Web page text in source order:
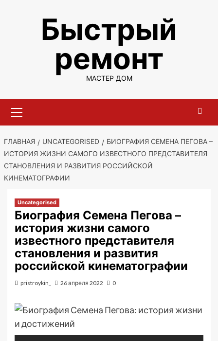
содержимомуБыстрый
ремонт
МАСТЕР ДОМ
меню
ГЛАВНАЯ UNCATEGORISED
БИОГРАФИЯ СЕМЕНА ПЕГОВА –
ИСТОРИЯ ЖИЗНИ САМОГО ИЗВЕСТНОГО ПРЕДСТАВИТЕЛЯ
СТАНОВЛЕНИЯ И РАЗВИТИЯ РОССИЙСКОЙ
КИНЕМАТОГРАФИИ
Uncategorised
Биография Семена Пегова –
история жизни самого
известного представителя
становления и развития
российской кинематографии
pristroykin_ 26 апреля 2022 0